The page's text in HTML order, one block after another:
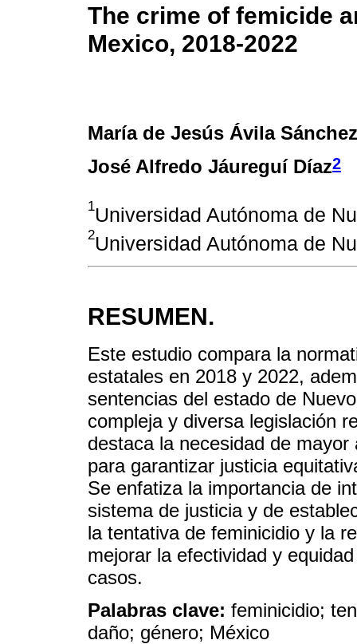
The crime of femicide
Mexico, 2018-2022
María de Jesús Ávila Sánchez
José Alfredo Jáureguí Díaz2
1Universidad Autónoma de
2Universidad Autónoma de
RESUMEN.
Este estudio compara la
estatales en 2018 y 2022,
sentencias del estado de
compleja y diversa legislación
destaca la necesidad de
para garantizar justicia
Se enfatiza la importancia de
sistema de justicia y de
la tentativa de feminicidio y la
mejorar la efectividad y
casos.
Palabras clave: feminicidio;
daño; género; México